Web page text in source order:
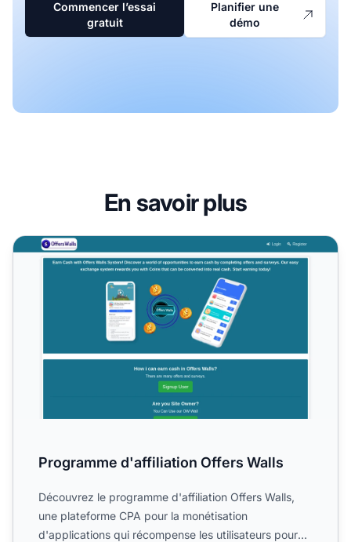
Commencer l’essai
gratuit
Planifier une
démo
En savoir plus
Programme d'affiliation Offers Walls
Programme d'affiliation Offers Walls
Découvrez le programme d'affiliation Offers Walls,
une plateforme CPA pour la monétisation
d'applications qui récompense les utilisateurs pour